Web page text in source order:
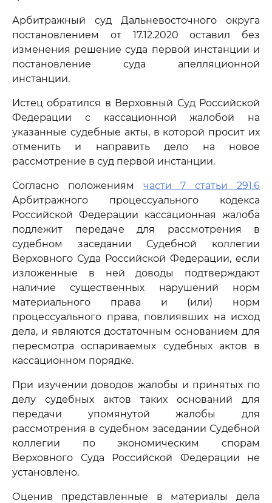
Арбитражный суд Дальневосточного округа
постановлением от 17.12.2020 оставил без
изменения решение суда первой инстанции и
постановление суда апелляционной
инстанции.
Истец обратился в Верховный Суд Российской
Федерации с кассационной жалобой на
указанные судебные акты, в которой просит их
отменить и направить дело на новое
рассмотрение в суд первой инстанции.
Согласно положениям части 7 статьи 291.6
Арбитражного процессуального кодекса
Российской Федерации кассационная жалоба
подлежит передаче для рассмотрения в
судебном заседании Судебной коллегии
Верховного Суда Российской Федерации, если
изложенные в ней доводы подтверждают
наличие существенных нарушений норм
материального права и (или) норм
процессуального права, повлиявших на исход
дела, и являются достаточным основанием для
пересмотра оспариваемых судебных актов в
кассационном порядке.
При изучении доводов жалобы и принятых по
делу судебных актов таких оснований для
передачи упомянутой жалобы для
рассмотрения в судебном заседании Судебной
коллегии по экономическим спорам
Верховного Суда Российской Федерации не
установлено.
Оценив представленные в материалы дела